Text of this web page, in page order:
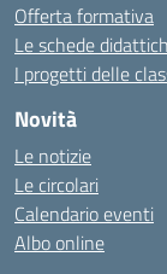
Offerta formativa
Le schede
I progetti delle
Novità
Le notizie
Le circolari
Calendario eventi
Albo online